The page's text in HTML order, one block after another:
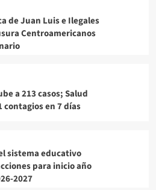
de Juan Luis e Ilegales
Centroamericanos
a 213 casos; Salud
contagios en 7 días
sistema educativo
para inicio año
2027